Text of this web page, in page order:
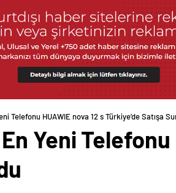
Telefonu HUAWIE nova 12 s Türkiye’de Satışa
Yeni Telefonu